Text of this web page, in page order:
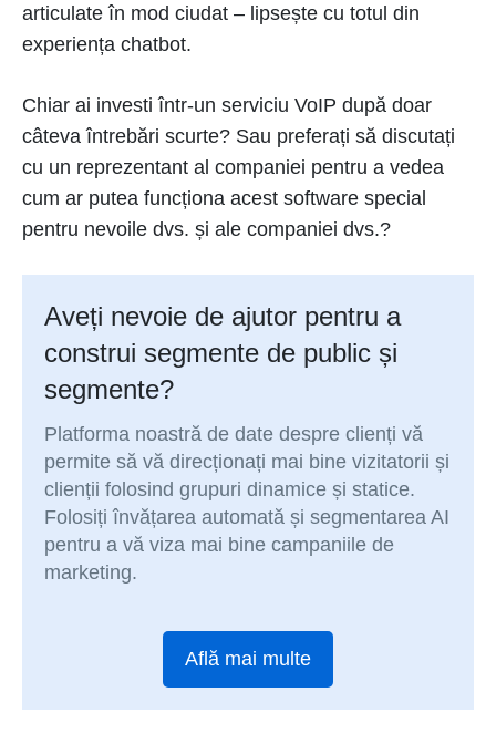
articulate în mod ciudat – lipsește cu totul din
experiența chatbot.
Chiar ai investi într-un serviciu VoIP după doar
câteva întrebări scurte? Sau preferați să discutați
cu un reprezentant al companiei pentru a vedea
cum ar putea funcționa acest software special
pentru nevoile dvs. și ale companiei dvs.?
Aveți nevoie de ajutor pentru a
construi segmente de public și
segmente?
Platforma noastră de date despre clienți vă
permite să vă direcționați mai bine vizitatorii și
clienții folosind grupuri dinamice și statice.
Folosiți învățarea automată și segmentarea AI
pentru a vă viza mai bine campaniile de
marketing.
Află mai multe